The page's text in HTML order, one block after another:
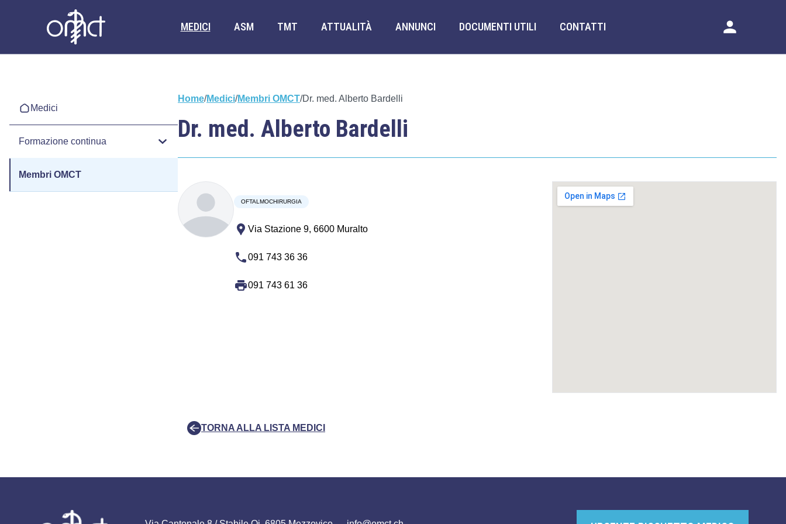
MEDICI ASM TMT ATTUALITÀ ANNUNCI DOCUMENTI UTILI CONTATTI
Medici
Formazione continua
Membri OMCT
Home/Medici/Membri OMCT/Dr. med. Alberto Bardelli
Dr. med. Alberto Bardelli
OFTALMOCHIRURGIA
Via Stazione 9, 6600 Muralto
091 743 36 36
091 743 61 36
TORNA ALLA LISTA MEDICI